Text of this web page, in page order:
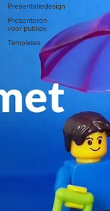
Presentatiedesign
Presenteren
voor publiek
Templates